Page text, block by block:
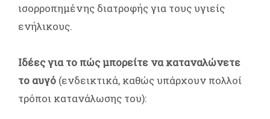
ισορροπημένης διατροφής για τους υγιείς
ενήλικους.
Ιδέες για το πώς μπορείτε να καταναλώνετε
το αυγό (ενδεικτικά, καθώς υπάρχουν πολλοί
τρόποι κατανάλωσης του):